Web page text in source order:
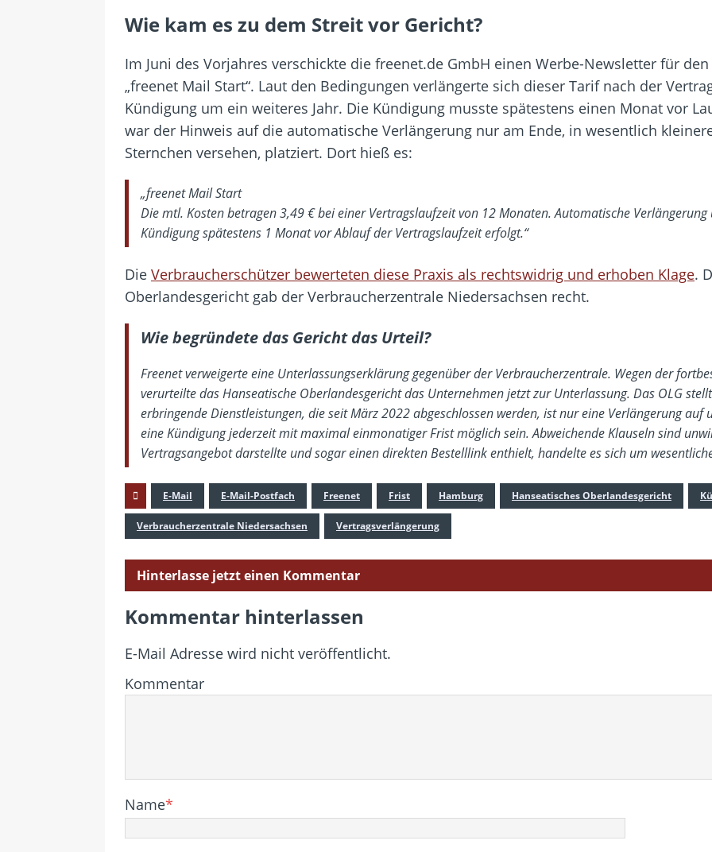
Wie kam es zu dem Streit vor Gericht?
Im Juni des Vorjahres verschickte die freenet.de GmbH einen Werbe-Newsletter für
„freenet Mail Start“. Laut den Bedingungen verlängerte sich dieser Tarif nach der
Kündigung um ein weiteres Jahr. Die Kündigung musste spätestens einen Monat vor
war der Hinweis auf die automatische Verlängerung nur am Ende, in wesentlich
Sternchen versehen, platziert. Dort hieß es:
„freenet Mail Start
Die mtl. Kosten betragen 3,49 € bei einer Vertragslaufzeit von 12 Monaten. Automatische
Kündigung spätestens 1 Monat vor Ablauf der Vertragslaufzeit erfolgt.“
Die Verbraucherschützer bewerteten diese Praxis als rechtswidrig und erhoben Klage.
Oberlandesgericht gab der Verbraucherzentrale Niedersachsen recht.
Wie begründete das Gericht das Urteil?
Freenet verweigerte eine Unterlassungserklärung gegenüber der Verbraucherzentrale. Wegen der
verurteilte das Hanseatische Oberlandesgericht das Unternehmen jetzt zur Unterlassung. Das OLG
erbringende Dienstleistungen, die seit März 2022 abgeschlossen werden, ist nur eine Verlängerung
eine Kündigung jederzeit mit maximal einmonatiger Frist möglich sein. Abweichende Klauseln sind
Vertragsangebot darstellte und sogar einen direkten Bestelllink enthielt, handelte es sich um
E-Mail E-Mail-Postfach Freenet Frist Hamburg Hanseatisches Oberlandesgericht
Verbraucherzentrale Niedersachsen Vertragsverlängerung
Hinterlasse jetzt einen Kommentar
Kommentar hinterlassen
E-Mail Adresse wird nicht veröffentlicht.
Kommentar
Name*